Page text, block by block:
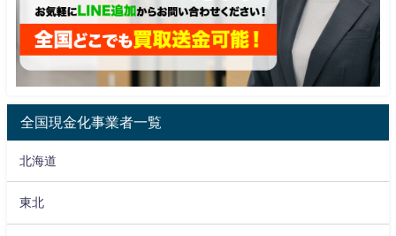
全国現金化事業者一覧
北海道
東北